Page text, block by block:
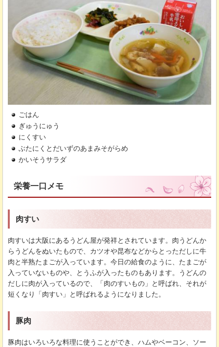
ごはん
ぎゅうにゅう
にくすい
ぶたにくとだいずのあまみそがらめ
かいそうサラダ
栄養一口メモ
肉すい
肉すいは大阪にあるうどん屋が発祥とされています。肉うどんか
らうどんをぬいたもので、カツオや昆布などからとっただしに牛
肉と半熟たまごが入っています。今日の給食のように、たまごが
入っていないものや、とうふが入ったものもあります。うどんの
だしに肉が入っているので、「肉のすいもの」と呼ばれ、それが
短くなり「肉すい」と呼ばれるようになりました。
豚肉
豚肉はいろいろな料理に使うことができ、ハムやベーコン、ソー